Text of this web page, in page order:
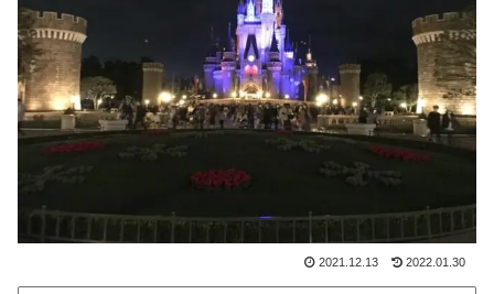
2021.12.13 2022.01.30